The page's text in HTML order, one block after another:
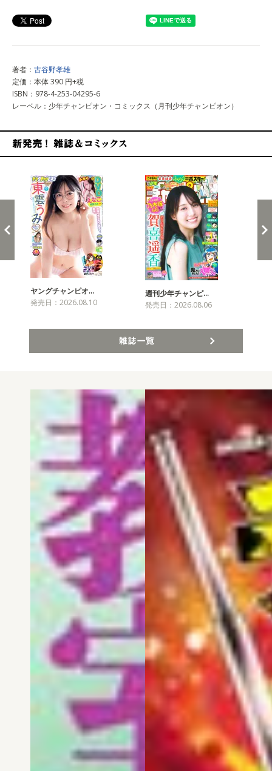
著者： 古谷野孝雄
定価：本体 390 円+税
ISBN：978-4-253-04295-6
レーベル：少年チャンピオン・コミックス（月刊少年チャンピオン）
ヤングチャンピオ…
発売日：2026.08.10
週刊少年チャンピ…
発売日：2026.08.06